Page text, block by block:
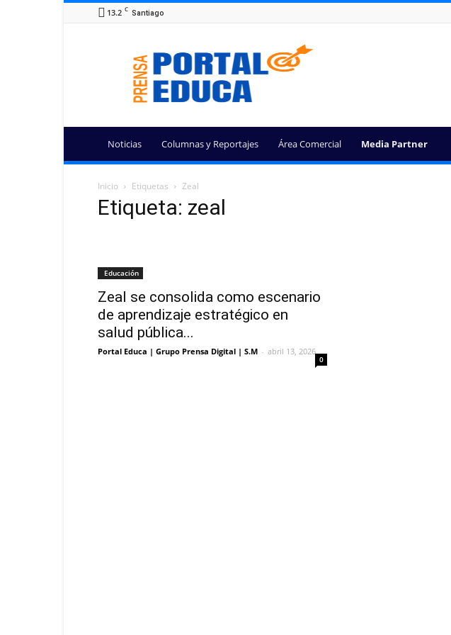
13.2 C Santiago
Portal
Educa
Noticias Columnas y Reportajes Área Comercial Media Partner
Inicio Etiquetas Zeal
Etiqueta: zeal
Educación
Zeal se consolida como escenario
de aprendizaje estratégico en
salud pública...
Portal Educa | Grupo Prensa Digital | S.M - abril 13, 2026
0